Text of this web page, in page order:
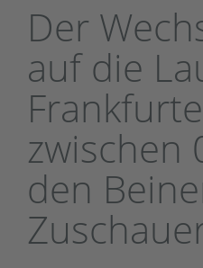
Der
auf die
zwischen
den